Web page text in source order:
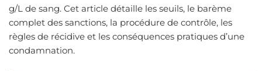
g/L de sang. Cet article détaille les seuils, le barème
complet des sanctions, la procédure de contrôle, les
règles de récidive et les conséquences pratiques d’une
condamnation.